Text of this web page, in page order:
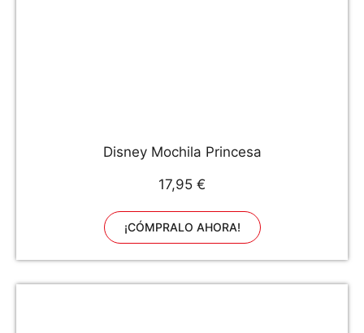
Disney Mochila Princesa
17,95 €
¡CÓMPRALO AHORA!